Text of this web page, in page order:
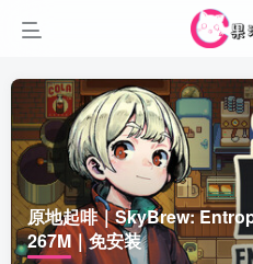
原地起啡｜SkyBrew:
267M｜免安装